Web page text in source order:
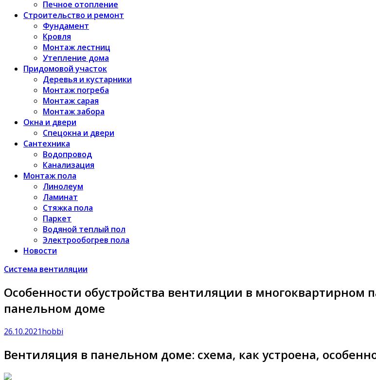
Печное отопление
Строительство и ремонт
Фундамент
Кровля
Монтаж лестниц
Утепление дома
Придомовой участок
Деревья и кустарники
Монтаж погреба
Монтаж сарая
Монтаж забора
Окна и двери
Спецокна и двери
Сантехника
Водопровод
Канализация
Монтаж пола
Линолеум
Ламинат
Стяжка пола
Паркет
Водяной теплый пол
Электрообогрев пола
Новости
Система вентиляции
Особенности обустройства вентиляции в
панельном доме
26.10.2021hobbi
Вентиляция в панельном доме: схема, как устроена,